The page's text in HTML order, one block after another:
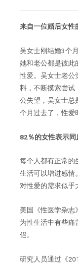
来自一位婚后女性
吴女士刚结婚3个
她和老公都是彼此
性爱。吴女士老公
料，不断摸索尝试
公失望，吴女士总
个月过去了，性爱
82％的女性表示
每个人都有正常的
生活可以增进感情
对性爱的需求似乎
美国《性医学杂志
为性生活中有些痛
侣。
研究人员通过《